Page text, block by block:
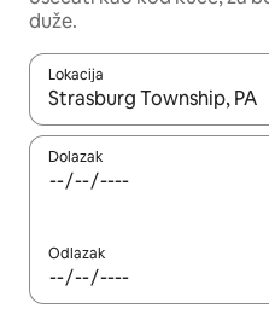
duže.
Lokacija
Kad su rezultati dostupni,
Dolazak
Odlazak